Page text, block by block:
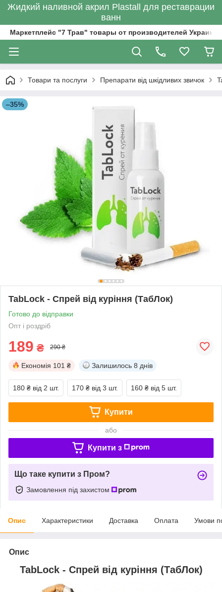
Жидкий наливной акрил Plastall для реставрации
ванн
Маркетплейс "7 Трав" товары от производителей
Товари та послуги Препарати від шкідливих звичок
–35%
TabLock - Спрей від куріння (ТабЛок)
Готово до відправки
Опт і роздріб
189 ₴ 290 ₴
Економія 101 ₴ Залишилось 8 днів
180 ₴ від 2 шт. 170 ₴ від 3 шт. 160 ₴ від 5 шт.
Купити
або
Купити з
Що таке купити з Пром?
Замовлення під захистом
Опис Характеристики Доставка Оплата Умови
Опис
TabLock - Спрей від куріння (ТабЛок)